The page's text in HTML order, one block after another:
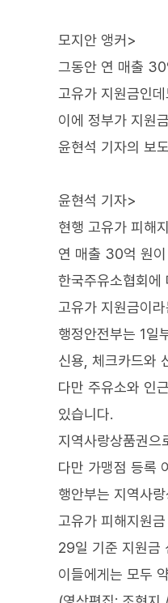
모지안 앵커>
그동안 연 매출 30
고유가 지원금인
이에 정부가 지원
윤현석 기자의 보
윤현석 기자>
현행 고유가 피해
연 매출 30억 원
한국주유소협회
고유가 지원금이
행정안전부는 1일
신용, 체크카드와
다만 주유소와 인
있습니다.
지역사랑상품권
다만 가맹점 등록
행안부는 지역사
고유가 피해지원
29일 기준 지원금
이들에게는 모두